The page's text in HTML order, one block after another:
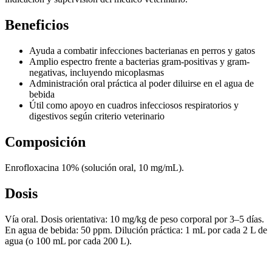
Beneficios
Ayuda a combatir infecciones bacterianas en perros y gatos
Amplio espectro frente a bacterias gram-positivas y gram-
negativas, incluyendo micoplasmas
Administración oral práctica al poder diluirse en el agua de
bebida
Útil como apoyo en cuadros infecciosos respiratorios y
digestivos según criterio veterinario
Composición
Enrofloxacina 10% (solución oral, 10 mg/mL).
Dosis
Vía oral. Dosis orientativa: 10 mg/kg de peso corporal por 3–5 días.
En agua de bebida: 50 ppm. Dilución práctica: 1 mL por cada 2 L de
agua (o 100 mL por cada 200 L).